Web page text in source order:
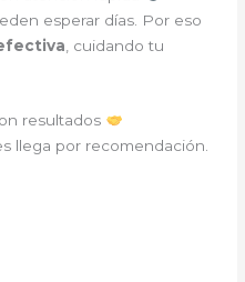
esperar días. Por eso
, cuidando tu
resultados
llega por recomendación.